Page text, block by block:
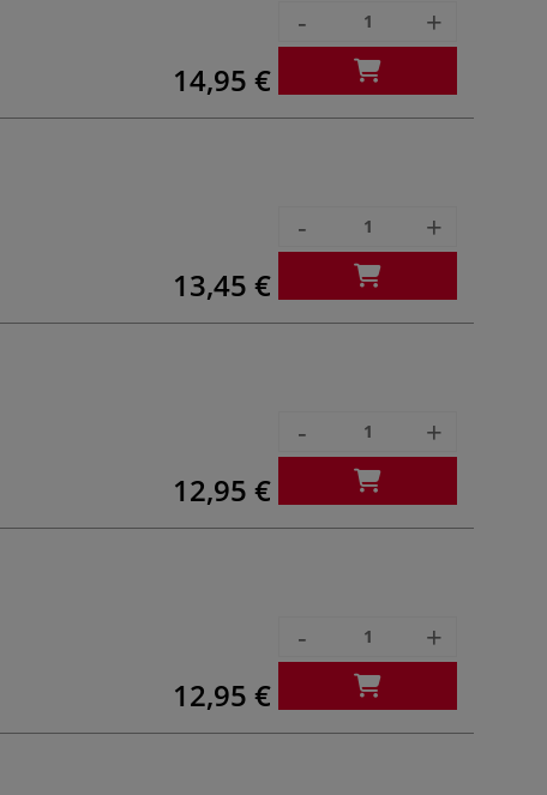
14,95 €
- +
13,45 €
- +
12,95 €
- +
12,95 €
- +